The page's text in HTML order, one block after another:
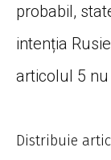
probabil,
intenția
articolul 5
Distribuie